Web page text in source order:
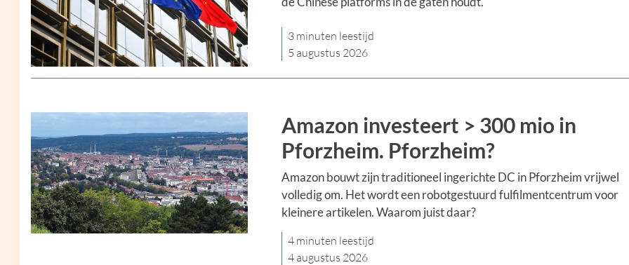
3 minuten leestijd
5 augustus 2026
Amazon investeert > 300 mio in
Pforzheim. Pforzheim?
Amazon bouwt zijn traditioneel ingerichte DC in Pforzheim vrijwel
volledig om. Het wordt een robotgestuurd fulfilmentcentrum voor
kleinere artikelen. Waarom juist daar?
4 minuten leestijd
4 augustus 2026